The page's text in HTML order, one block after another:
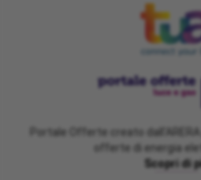
Portale Offerte creato
offerte di energia
Scopri di